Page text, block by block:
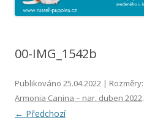
00-IMG_1542b
Publikováno 25.04.2022 | Rozměry:
Armonia Canina – nar. duben 2022.
← Předchozí